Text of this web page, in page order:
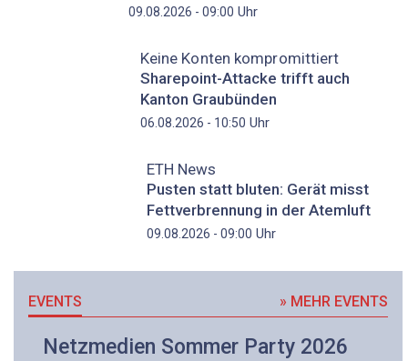
09.08.2026 - 09:00 Uhr
Keine Konten kompromittiert
Sharepoint-Attacke trifft auch
Kanton Graubünden
06.08.2026 - 10:50 Uhr
ETH News
Pusten statt bluten: Gerät misst
Fettverbrennung in der Atemluft
09.08.2026 - 09:00 Uhr
EVENTS » MEHR EVENTS
Netzmedien Sommer Party 2026